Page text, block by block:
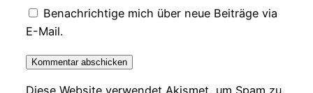
Benachrichtige mich über neue Beiträge via
E-Mail.
Diese Website verwendet Akismet, um Spam zu